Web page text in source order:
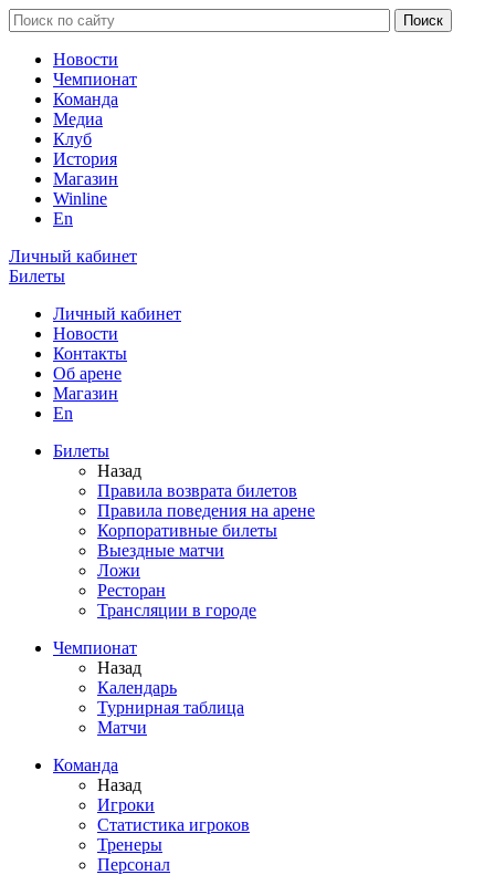
Новости
Чемпионат
Команда
Медиа
Клуб
История
Магазин
Winline
En
Личный кабинет
Билеты
Личный кабинет
Новости
Контакты
Об арене
Магазин
En
Билеты
Назад
Правила возврата билетов
Правила поведения на арене
Корпоративные билеты
Выездные матчи
Ложи
Ресторан
Трансляции в городе
Чемпионат
Назад
Календарь
Турнирная таблица
Матчи
Команда
Назад
Игроки
Статистика игроков
Тренеры
Персонал